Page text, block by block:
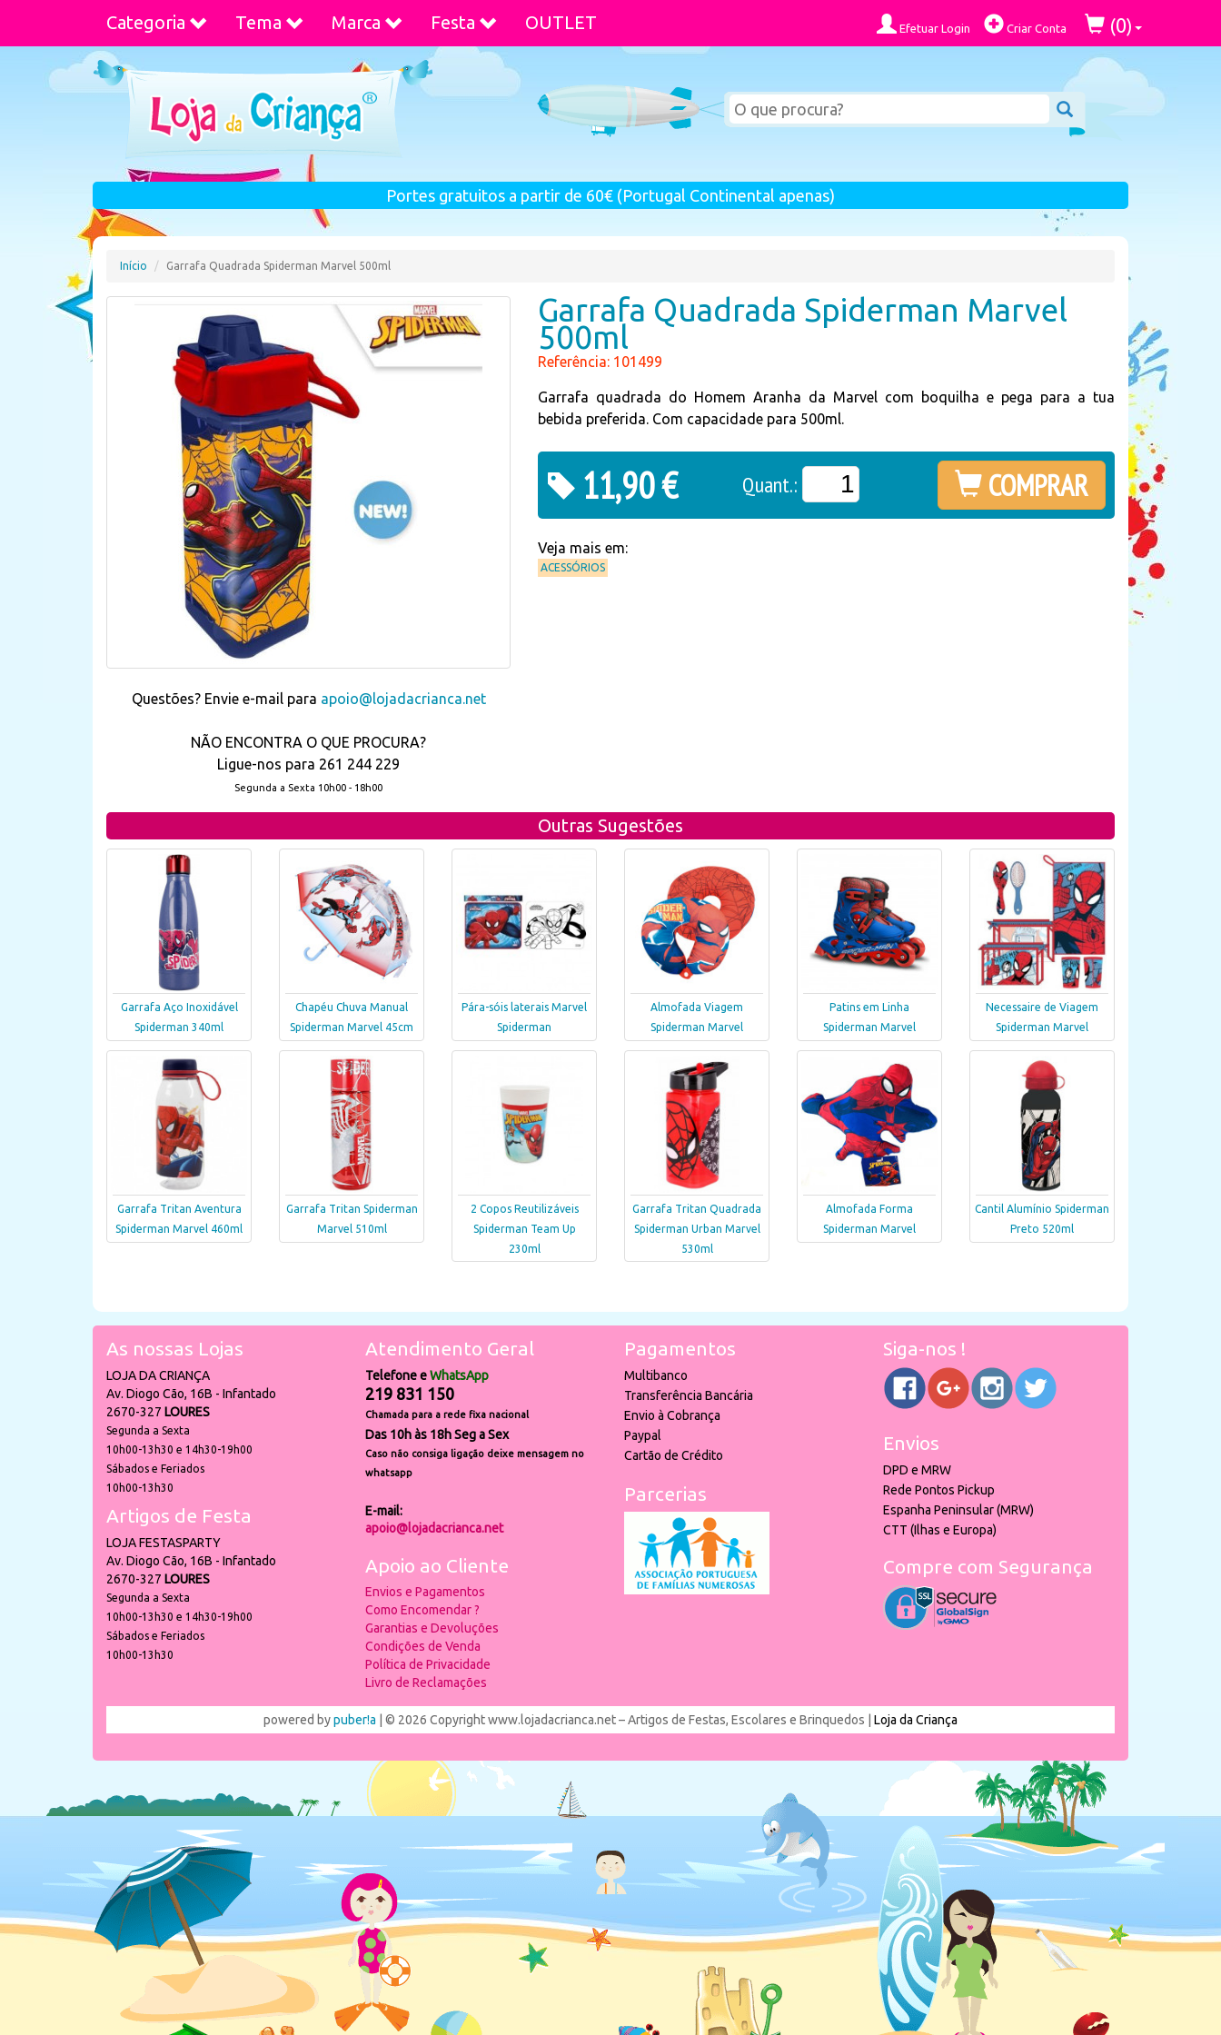
Categoria Tema Marca Festa OUTLET Efetuar Login Criar Conta (0)
Portes gratuitos a partir de 60€ (Portugal Continental apenas)
Início Garrafa Quadrada Spiderman Marvel 500ml
Questões? Envie e-mail para apoio@lojadacrianca.net
NÃO ENCONTRA O QUE PROCURA?
Ligue-nos para 261 244 229
Segunda a Sexta 10h00 - 18h00
Garrafa Quadrada Spiderman Marvel
500ml
Referência: 101499
Garrafa quadrada do Homem Aranha da Marvel com boquilha e pega para a tua
bebida preferida. Com capacidade para 500ml.
11,90 € Quant.: COMPRAR
Veja mais em:
ACESSÓRIOS
Outras Sugestões
Garrafa Aço Inoxidável
Spiderman 340ml
Chapéu Chuva Manual
Spiderman Marvel 45cm
Pára-sóis laterais Marvel
Spiderman
Almofada Viagem
Spiderman Marvel
Patins em Linha
Spiderman Marvel
Necessaire de Viagem
Spiderman Marvel
Garrafa Tritan Aventura
Spiderman Marvel 460ml
Garrafa Tritan Spiderman
Marvel 510ml
2 Copos Reutilizáveis
Spiderman Team Up
230ml
Garrafa Tritan Quadrada
Spiderman Urban Marvel
530ml
Almofada Forma
Spiderman Marvel
Cantil Alumínio Spiderman
Preto 520ml
As nossas Lojas
LOJA DA CRIANÇA
Av. Diogo Cão, 16B - Infantado
2670-327 LOURES
Segunda a Sexta
10h00-13h30 e 14h30-19h00
Sábados e Feriados
10h00-13h30
Artigos de Festa
LOJA FESTASPARTY
Av. Diogo Cão, 16B - Infantado
2670-327 LOURES
Segunda a Sexta
10h00-13h30 e 14h30-19h00
Sábados e Feriados
10h00-13h30
Atendimento Geral
Telefone eWhatsApp
219 831 150
Chamada para a rede fixa nacional
Das 10h às 18h Seg a Sex
Caso não consiga ligação deixe mensagem no
whatsapp
E-mail:
apoio@lojadacrianca.net
Apoio ao Cliente
Envios e Pagamentos
Como Encomendar ?
Garantias e Devoluções
Condições de Venda
Política de Privacidade
Livro de Reclamações
Pagamentos
Multibanco
Transferência Bancária
Envio à Cobrança
Paypal
Cartão de Crédito
Parcerias
Siga-nos !
Envios
DPD e MRW
Rede Pontos Pickup
Espanha Peninsular (MRW)
CTT (Ilhas e Europa)
Compre com Segurança
powered bypuber!a | © 2026 Copyright www.lojadacrianca.net – Artigos de Festas, Escolares e Brinquedos | Loja da Criança